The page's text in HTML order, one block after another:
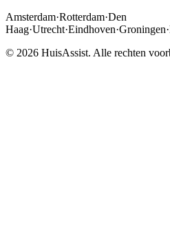
Amsterdam·Rotterdam·Den
Haag·Utrecht·Eindhoven·Groningen·
© 2026 HuisAssist. Alle rechten